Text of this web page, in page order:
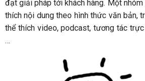
đạt giải pháp tới khách hàng. Một nhóm
thích nội dung theo hình thức văn bản,
thể thích video, podcast, tương tác
…